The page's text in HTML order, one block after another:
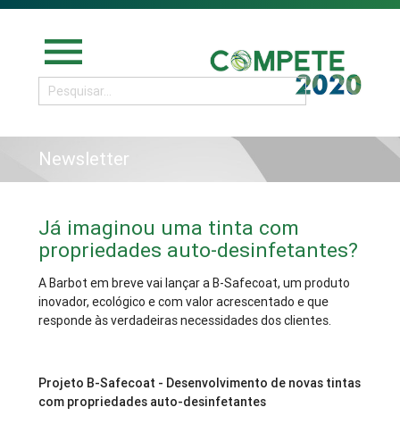
menu
Newsletter
Já imaginou uma tinta com
propriedades auto-desinfetantes?
A Barbot em breve vai lançar a B-Safecoat, um produto
inovador, ecológico e com valor acrescentado e que
responde às verdadeiras necessidades dos clientes.
Projeto B-Safecoat - Desenvolvimento de novas tintas
com propriedades auto-desinfetantes